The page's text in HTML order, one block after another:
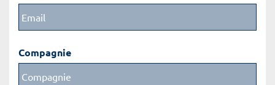
Compagnie